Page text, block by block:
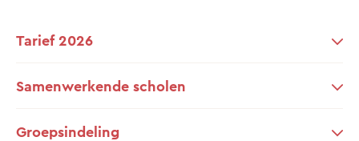
Tarief 2026
Samenwerkende scholen
Groepsindeling